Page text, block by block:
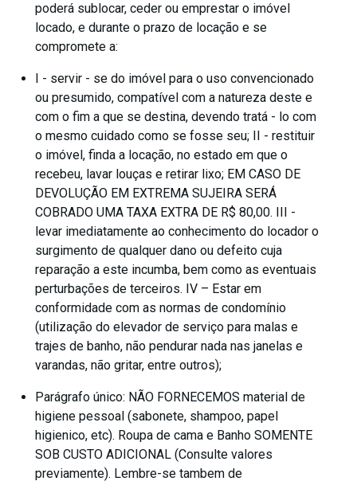
poderá sublocar, ceder ou emprestar o imóvel
locado, e durante o prazo de locação e se
compromete a:
I - servir - se do imóvel para o uso convencionado
ou presumido, compatível com a natureza deste e
com o fim a que se destina, devendo tratá - lo com
o mesmo cuidado como se fosse seu; II - restituir
o imóvel, finda a locação, no estado em que o
recebeu, lavar louças e retirar lixo; EM CASO DE
DEVOLUÇÃO EM EXTREMA SUJEIRA SERÁ
COBRADO UMA TAXA EXTRA DE R$ 80,00. III -
levar imediatamente ao conhecimento do locador o
surgimento de qualquer dano ou defeito cuja
reparação a este incumba, bem como as eventuais
perturbações de terceiros. IV – Estar em
conformidade com as normas de condomínio
(utilização do elevador de serviço para malas e
trajes de banho, não pendurar nada nas janelas e
varandas, não gritar, entre outros);
Parágrafo único: NÃO FORNECEMOS material de
higiene pessoal (sabonete, shampoo, papel
higienico, etc). Roupa de cama e Banho SOMENTE
SOB CUSTO ADICIONAL (Consulte valores
previamente). Lembre-se tambem de